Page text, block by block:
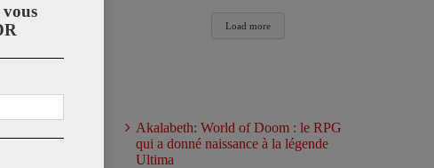
Load more
Akalabeth: World of Doom : le RPG
qui a donné naissance à la légende
Ultima